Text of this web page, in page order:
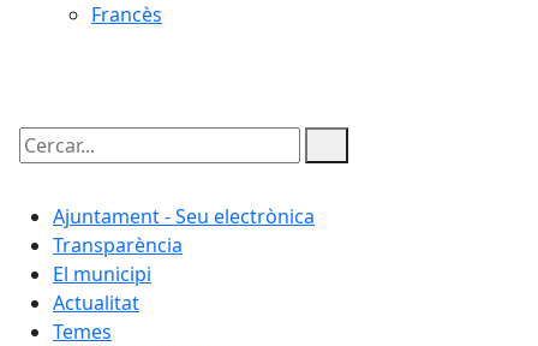
Francès
Cercar:
Ajuntament - Seu electrònica
Transparència
El municipi
Actualitat
Temes